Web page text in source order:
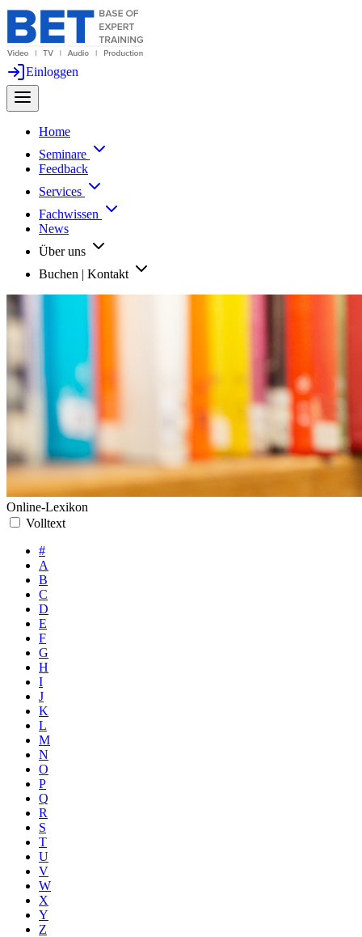
Einloggen
Home
Seminare
Feedback
Services
Fachwissen
News
Über uns
Buchen | Kontakt
Online-Lexikon
Volltext
#
A
B
C
D
E
F
G
H
I
J
K
L
M
N
O
P
Q
R
S
T
U
V
W
X
Y
Z